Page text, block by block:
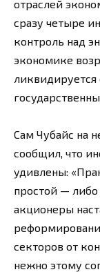
отраслей
сразу четыре
контроль над
экономике
Сам Чубайс на
сообщил, что
удивлены:
простой — либо
акционеры
секторов от
нежно этому